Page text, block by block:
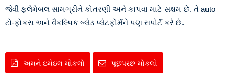
જેવી ફ્લેમેબલ સામગ્રીને કોતરણી અને કાપવા માટે સક્ષમ છે. તે auto
ટો-ફોકસ અને વૈકલ્પિક બ્લેડ પ્લેટફોર્મને પણ સપોર્ટ કરે છે.
અમને ઇમેઇલ મોકલો પૂછપરછ મોકલો